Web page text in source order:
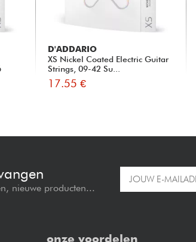
D'ADDARIO
XS Nickel Coated Electric Guitar
Strings, 09-42 Su...
17.55 €
nieuwe producten...
onze voordelen